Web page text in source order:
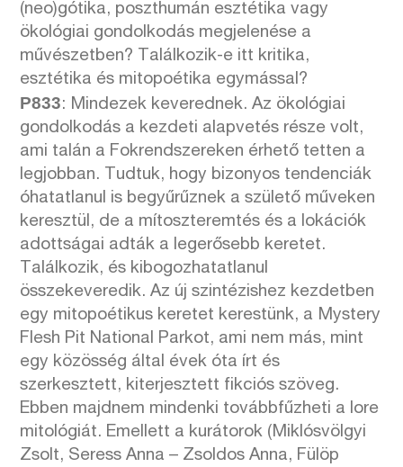
(neo)gótika, poszthumán esztétika vagy
ökológiai gondolkodás megjelenése a
művészetben? Találkozik-e itt kritika,
esztétika és mitopoétika egymással?
P833: Mindezek keverednek. Az ökológiai
gondolkodás a kezdeti alapvetés része volt,
ami talán a Fokrendszereken érhető tetten a
legjobban. Tudtuk, hogy bizonyos tendenciák
óhatatlanul is begyűrűznek a születő műveken
keresztül, de a mítoszteremtés és a lokációk
adottságai adták a legerősebb keretet.
Találkozik, és kibogozhatatlanul
összekeveredik. Az új szintézishez kezdetben
egy mitopoétikus keretet kerestünk, a Mystery
Flesh Pit National Parkot, ami nem más, mint
egy közösség által évek óta írt és
szerkesztett, kiterjesztett fikciós szöveg.
Ebben majdnem mindenki továbbfűzheti a lore
mitológiát. Emellett a kurátorok (Miklósvölgyi
Zsolt, Seress Anna – Zsoldos Anna, Fülöp